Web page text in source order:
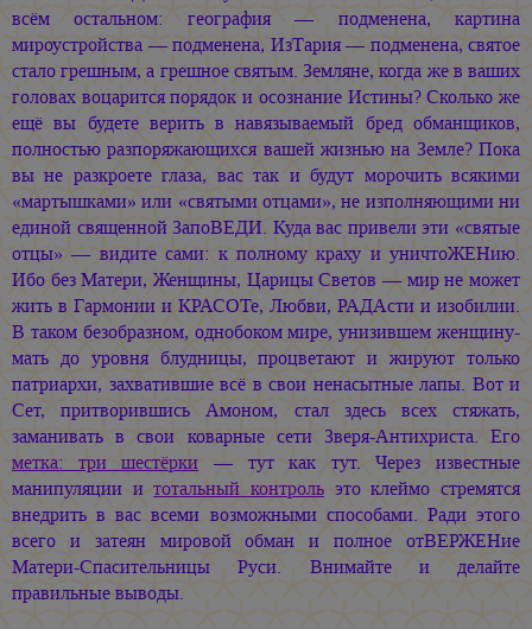
всём остальном: география — подменена, картина
мироустройства — подменена, ИзТария — подменена, святое
стало грешным, а грешное святым. Земляне, когда же в ваших
головах воцарится порядок и осознание Истины? Сколько же
ещё вы будете верить в навязываемый бред обманщиков,
полностью разпоряжающихся вашей жизнью на Земле? Пока
вы не разкроете глаза, вас так и будут морочить всякими
«мартышками» или «святыми отцами», не изполняющими ни
единой священной ЗапоВЕДИ. Куда вас привели эти «святые
отцы» — видите сами: к полному краху и уничтоЖЕНию.
Ибо без Матери, Женщины, Царицы Светов — мир не может
жить в Гармонии и КРАСОТе, Любви, РАДАсти и изобилии.
В таком безобразном, однобоком мире, унизившем женщину-
мать до уровня блудницы, процветают и жируют только
патриархи, захватившие всё в свои ненасытные лапы. Вот и
Сет, притворившись Амоном, стал здесь всех стяжать,
заманивать в свои коварные сети Зверя-Антихриста. Его
метка: три шестёрки — тут как тут. Через известные
манипуляции итотальный контроль это клеймо стремятся
внедрить в вас всеми возможными способами. Ради этого
всего и затеян мировой обман и полное отВЕРЖЕНие
Матери-Спасительницы Руси. Внимайте и делайте
правильные выводы.